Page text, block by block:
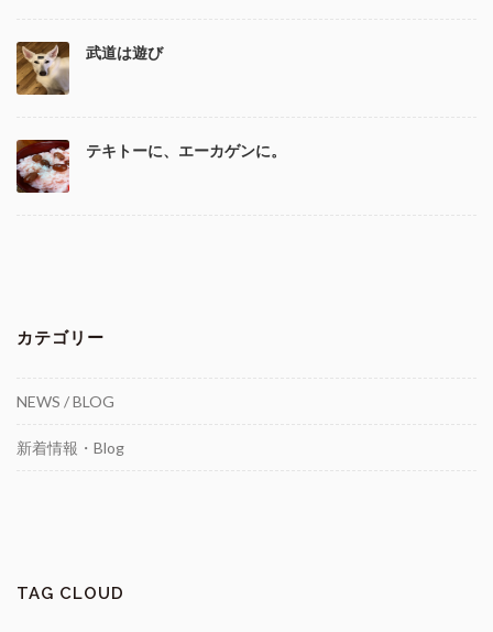
武道は遊び
テキトーに、エーカゲンに。
カテゴリー
NEWS / BLOG
新着情報・Blog
TAG CLOUD